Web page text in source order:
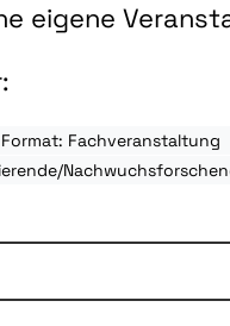
eigene
Format: Fachveranstaltung